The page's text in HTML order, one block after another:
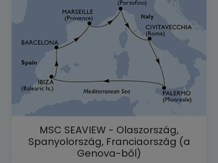
MSC SEAVIEW - Olaszország,
Spanyolország, Franciaország (a
Genova-ből)